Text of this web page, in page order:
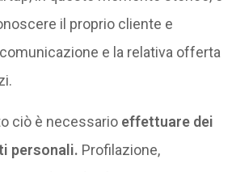
il proprio cliente e
e la relativa offerta
ciò è necessario effettuare dei
personali. Profilazione,